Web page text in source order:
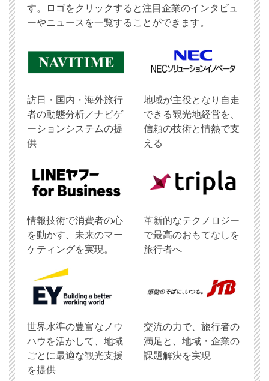
す。ロゴをクリックすると注目企業のインタビュ
ーやニュースを一覧することができます。
訪日・国内・海外旅行
者の動態分析／ナビゲ
ーションシステムの提
供
地域が主役となり自走
できる観光地経営を、
信頼の技術と情熱で支
える
情報技術で消費者の心
を動かす、未来のマー
ケティングを実現。
革新的なテクノロジー
で最高のおもてなしを
旅行者へ
世界水準の豊富なノウ
ハウを活かして、地域
ごとに最適な観光支援
を提供
交流の力で、旅行者の
満足と、地域・企業の
課題解決を実現